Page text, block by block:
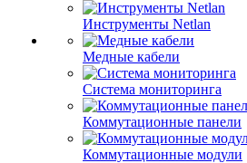
Инструменты Netlan
Медные кабели
Система мониторинга
Коммутационные панели
Коммутационные модули